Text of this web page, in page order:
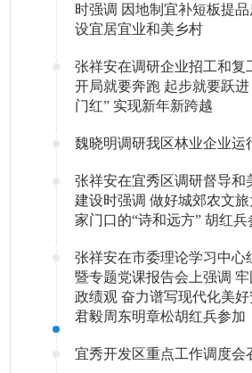
时强调 因地制宜补短板提
设宜居宜业和美乡村
张祥安在调研企业招工和复
开局就要奔跑 起步就要跃
门红” 实现新年新跨越
魏晓明调研我区林业企业运
张祥安在宜秀区调研督导和
建设时强调 做好城郊农文
家门口的“诗和远方” 胡红兵
张祥安在市委理论学习中心
暨专题党课报告会上强调
政绩观 奋力谱写现代化美
君毅周东明章松胡红兵参加
宜秀开发区重点工作调度会